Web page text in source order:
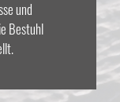
und
Bestuhl